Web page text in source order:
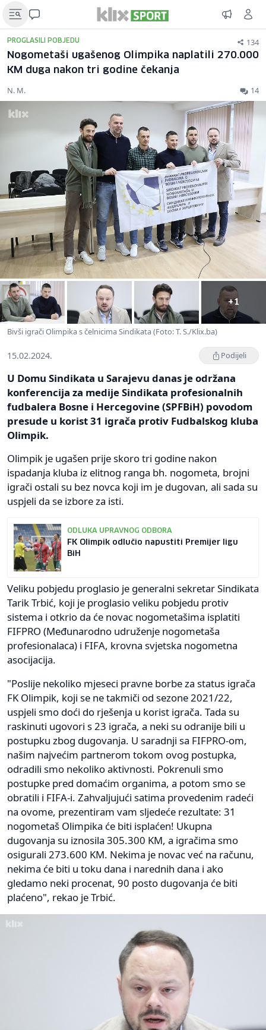
PROGLASILI POBJEDU 134
Nogometaši ugašenog Olimpika naplatili 270.000
KM duga nakon tri godine čekanja
N. M. 14
+1
Bivši igrači Olimpika s čelnicima Sindikata (Foto: T. S./Klix.ba)
15.02.2024. Podijeli
U Domu Sindikata u Sarajevu danas je održana
konferencija za medije Sindikata profesionalnih
fudbalera Bosne i Hercegovine (SPFBiH) povodom
presude u korist 31 igrača protiv Fudbalskog kluba
Olimpik.
Olimpik je ugašen prije skoro tri godine nakon
ispadanja kluba iz elitnog ranga bh. nogometa, brojni
igrači ostali su bez novca koji im je dugovan, ali sada su
uspjeli da se izbore za isti.
ODLUKA UPRAVNOG ODBORA
FK Olimpik odlučio napustiti Premijer ligu
BiH
Veliku pobjedu proglasio je generalni sekretar Sindikata
Tarik Trbić, koji je proglasio veliku pobjedu protiv
sistema i otkrio da će novac nogometašima isplatiti
FIFPRO (Međunarodno udruženje nogometaša
profesionalaca) i FIFA, krovna svjetska nogometna
asocijacija.
"Poslije nekoliko mjeseci pravne borbe za status igrača
FK Olimpik, koji se ne takmiči od sezone 2021/22,
uspjeli smo doći do rješenja u korist igrača. Tada su
raskinuti ugovori s 23 igrača, a neki su odranije bili u
postupku zbog dugovanja. U saradnji sa FIFPRO-om,
našim najvećim partnerom tokom ovog postupka,
odradili smo nekoliko aktivnosti. Pokrenuli smo
postupke pred domaćim organima, a potom smo se
obratili i FIFA-i. Zahvaljujući satima provedenim radeći
na ovome, prezentiram vam sljedeće rezultate: 31
nogometaš Olimpika će biti isplaćen! Ukupna
dugovanja su iznosila 305.300 KM, a igračima smo
osigurali 273.600 KM. Nekima je novac već na računu,
nekima će biti u toku dana i narednih dana i ako
gledamo neki procenat, 90 posto dugovanja će biti
plaćeno", rekao je Trbić.